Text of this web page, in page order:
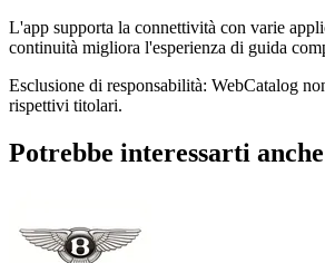
L'app supporta la connettività con varie
continuità migliora l'esperienza di guida
Esclusione di responsabilità: WebCatalog
rispettivi titolari.
Potrebbe interessarti anche